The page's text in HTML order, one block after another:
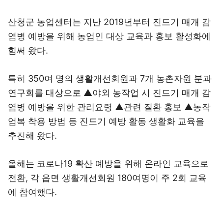
산청군 농업센터는 지난 2019년부터 진드기 매개 감
염병 예방을 위해 농업인 대상 교육과 홍보 활성화에
힘써 왔다.
특히 350여 명의 생활개선회원과 7개 농촌자원 분과
연구회를 대상으로 ▲야외 농작업 시 진드기 매개 감
염병 예방을 위한 관리요령 ▲관련 질환 홍보 ▲농작
업복 착용 방법 등 진드기 예방 활동 생활화 교육을
추진해 왔다.
올해는 코로나19 확산 예방을 위해 온라인 교육으로
전환, 각 읍면 생활개선회원 180여명이 주 2회 교육
에 참여했다.